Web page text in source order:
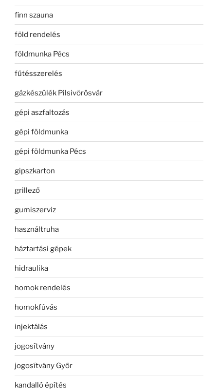
finn szauna
föld rendelés
földmunka Pécs
fűtésszerelés
gázkészülék Pilsivörösvár
gépi aszfaltozás
gépi földmunka
gépi földmunka Pécs
gipszkarton
grillező
gumiszerviz
használtruha
háztartási gépek
hidraulika
homok rendelés
homokfúvás
injektálás
jogosítvány
jogosítvány Győr
kandalló építés